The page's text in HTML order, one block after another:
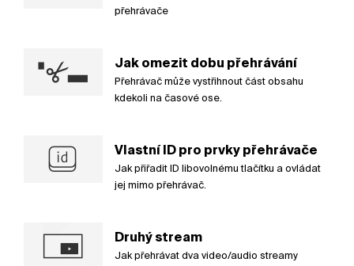
přehrávače
Jak omezit dobu přehrávání
Přehrávač může vystřihnout část obsahu
kdekoli na časové ose.
Vlastní ID pro prvky přehrávače
Jak přiřadit ID libovolnému tlačítku a ovládat
jej mimo přehrávač.
Druhý stream
Jak přehrávat dva video/audio streamy